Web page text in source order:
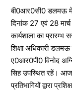
बी0आर0सी0 डलमऊ में
दिनांक 27 एवं 28
कार्यशाला का
शिक्षा अधिकारी
ए0आर0पी0 विनोद
सिह उपस्थित रहें।
प्रतिभागियों द्वारा